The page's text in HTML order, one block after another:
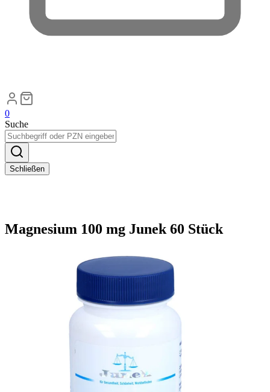
0
Suche
Schließen
Magnesium 100 mg Junek 60 Stück